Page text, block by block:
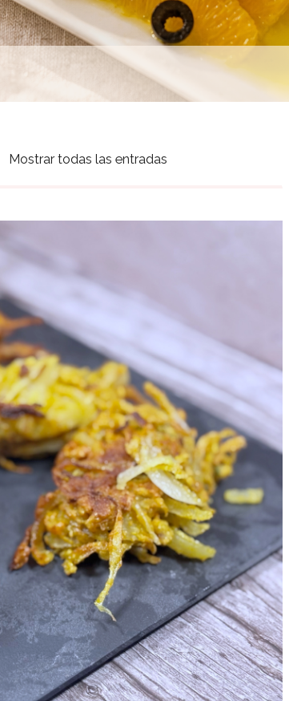
Mostrar todas las entradas